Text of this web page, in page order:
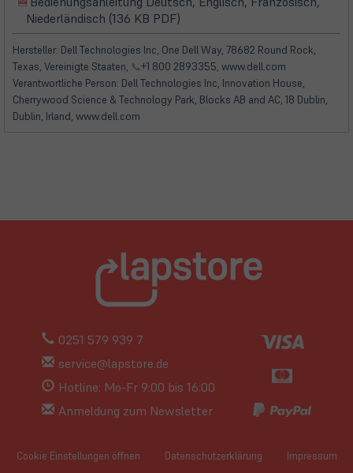
neuem
Tab)
(öffnet
in
neuem
Tab)
Niederländisch (136 KB PDF)
in
neuem
Tab)
Hersteller: Dell Technologies Inc, One Dell Way, 78682 Round Rock,
Texas, Vereinigte Staaten, 📞+1 800 2893355, www.dell.com
Verantwortliche Person: Dell Technologies Inc, Innovation House,
Cherrywood Science & Technology Park, Blocks AB and AC, 18 Dublin,
Dublin, Irland, www.dell.com
0251 579 939 7
service@lapstore.de
Hotline: Mo-Fr 9:00 bis 16:00
Anmeldung zum Newsletter
Cookie Einstellungen öffnen Datenschutzerklärung Impressum